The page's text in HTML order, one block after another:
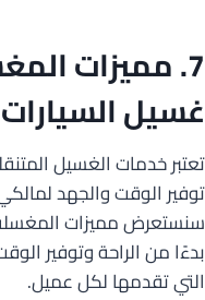
7. مميزات
غسيل السيارات
تعتبر خدمات الغسيل
توفير الوقت والجهد
سنستعرض مميزات
بدءًا من الراحة وتوفير
التي تقدمها لكل عميل.